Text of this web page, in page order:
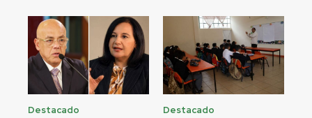
Destacado Destacado